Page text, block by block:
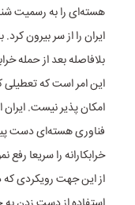
هسته‌ای را به رسمیت
ایران را از سر بیرون
بلافاصله بعد از حمله
این امر است که
امکان پذیر نیست.
فناوری هسته‌ای دست
خرابکارانه را سریعا
از این جهت رویکردی که